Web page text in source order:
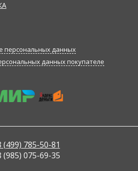
персональных данных
данных покупателе
(499) 785-50-81
(985) 075-69-35